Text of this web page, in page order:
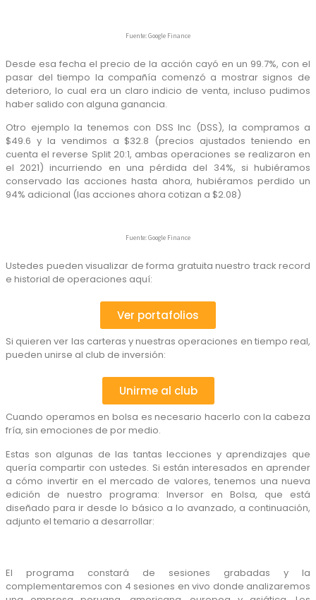
Fuente: Google Finance
Desde esa fecha el precio de la acción cayó en un 99.7%, con el
pasar del tiempo la compañía comenzó a mostrar signos de
deterioro, lo cual era un claro indicio de venta, incluso pudimos
haber salido con alguna ganancia.
Otro ejemplo la tenemos con DSS Inc (DSS), la compramos a
$49.6 y la vendimos a $32.8 (precios ajustados teniendo en
cuenta el reverse Split 20:1, ambas operaciones se realizaron en
el 2021) incurriendo en una pérdida del 34%, si hubiéramos
conservado las acciones hasta ahora, hubiéramos perdido un
94% adicional (las acciones ahora cotizan a $2.08)
Fuente: Google Finance
Ustedes pueden visualizar de forma gratuita nuestro track record
e historial de operaciones aquí:
Ver portafolios
Si quieren ver las carteras y nuestras operaciones en tiempo real,
pueden unirse al club de inversión:
Unirme al club
Cuando operamos en bolsa es necesario hacerlo con la cabeza
fría, sin emociones de por medio.
Estas son algunas de las tantas lecciones y aprendizajes que
quería compartir con ustedes. Si están interesados en aprender
a cómo invertir en el mercado de valores, tenemos una nueva
edición de nuestro programa: Inversor en Bolsa, que está
diseñado para ir desde lo básico a lo avanzado, a continuación,
adjunto el temario a desarrollar:
El programa constará de sesiones grabadas y la
complementaremos con 4 sesiones en vivo donde analizaremos